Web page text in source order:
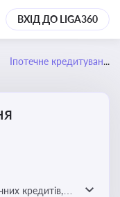
ВХІД ДО LIGA360
Іпотечне кредитування
кредитів,